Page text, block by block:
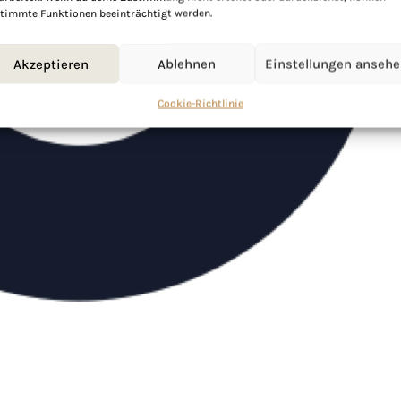
Funktionen beeinträchtigt werden.
Akzeptieren Ablehnen Einstellungen
Cookie-Richtlinie